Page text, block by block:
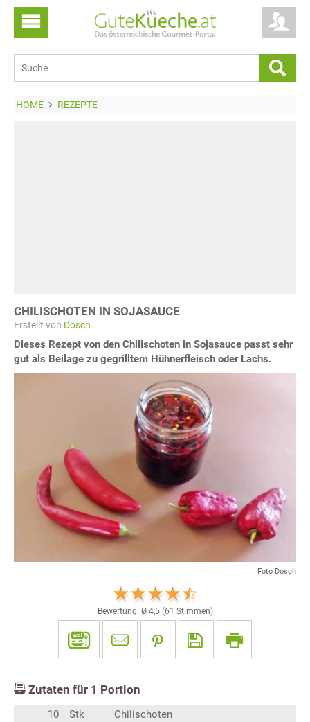
HOME REZEPTE
CHILISCHOTEN IN SOJASAUCE
Erstellt von Dosch
Dieses Rezept von den Chilischoten in Sojasauce passt sehr
gut als Beilage zu gegrilltem Hühnerfleisch oder Lachs.
Foto Dosch
Bewertung: Ø 4,5(61 Stimmen)
Zutaten für 1 Portion
10 Stk
Chilischoten